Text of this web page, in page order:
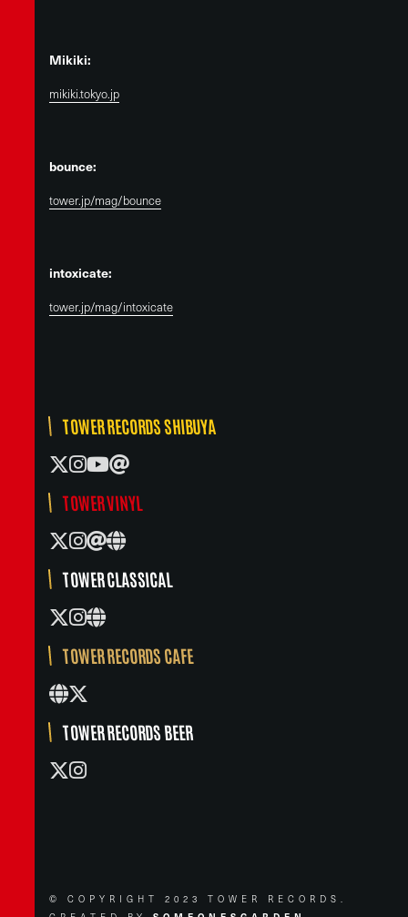
Mikiki:
mikiki.tokyo.jp
bounce:
tower.jp/mag/bounce
intoxicate:
tower.jp/mag/intoxicate
TOWER RECORDS SHIBUYA
TOWER VINYL
TOWER CLASSICAL
TOWER RECORDS CAFE
TOWER RECORDS BEER
© COPYRIGHT 2023 TOWER RECORDS.